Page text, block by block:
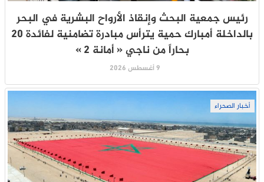
رئيس جمعية البحث وإنقاذ الأرواح البشرية في البحر
بالداخلة أمبارك حمية يترأس مبادرة تضامنية لفائدة 20
بحاراً من ناجي « أمانة 2 »
9 أغسطس 2026
أخبار الصحراء